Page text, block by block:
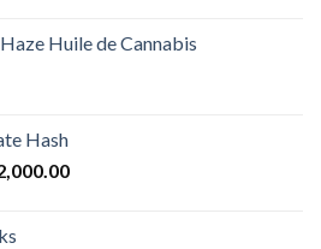
€350.00
Huile de Cannabis
Hash
Plage